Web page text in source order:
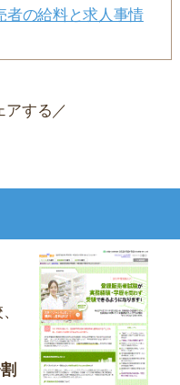
者の給料と求人事情
アする／